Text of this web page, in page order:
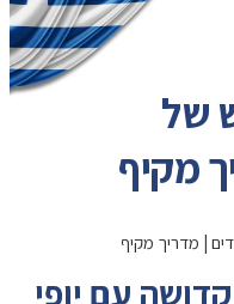
של
מקיף
| מדריך מקיף
עם יופי